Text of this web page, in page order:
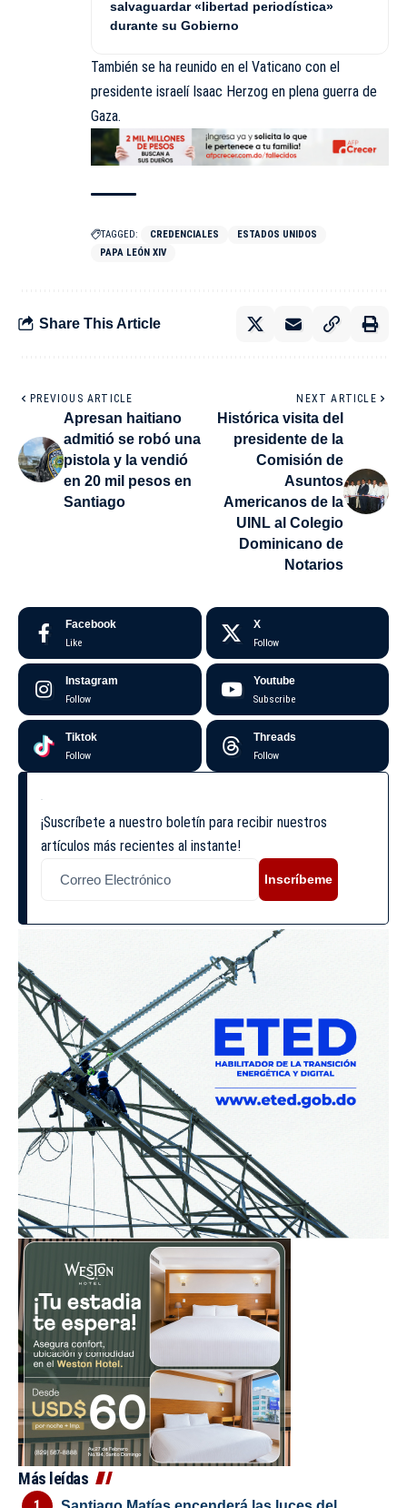
salvaguardar «libertad periodística»
durante su Gobierno
También se ha reunido en el Vaticano con el
presidente israelí Isaac Herzog en plena guerra de
Gaza.
TAGGED: CREDENCIALES
ESTADOS UNIDOS
PAPA LEÓN XIV
Share This Article
PREVIOUS ARTICLE
Apresan haitiano
admitió se robó una
pistola y la vendió
en 20 mil pesos en
Santiago
NEXT ARTICLE
Histórica visita del
presidente de la
Comisión de
Asuntos
Americanos de la
UINL al Colegio
Dominicano de
Notarios
Facebook
Like
X
Follow
Instagram
Follow
Youtube
Subscribe
Tiktok
Follow
Threads
Follow
¡Suscríbete a nuestro boletín para recibir nuestros
artículos más recientes al instante!
Inscríbeme
Más leídas